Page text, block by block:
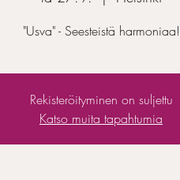
"Usva" - Seesteistä harmoniaa!
Rekisteröityminen on suljettu
Katso muita tapahtumia